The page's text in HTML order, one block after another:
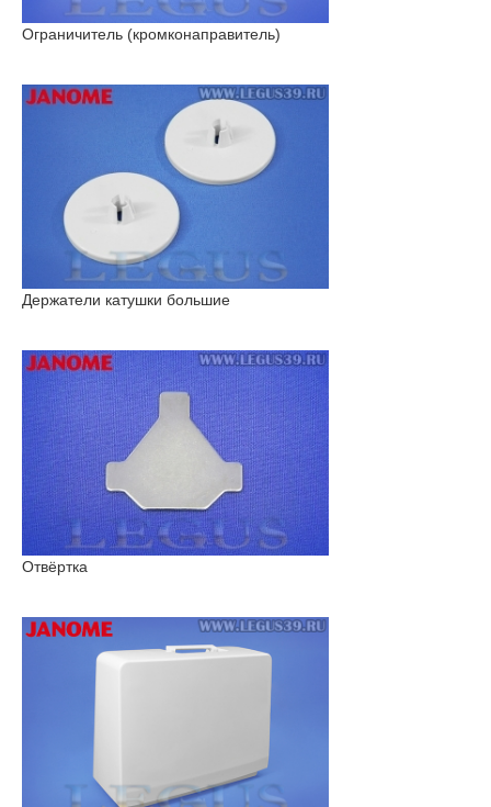
Ограничитель (кромконаправитель)
Держатели катушки большие
Отвёртка